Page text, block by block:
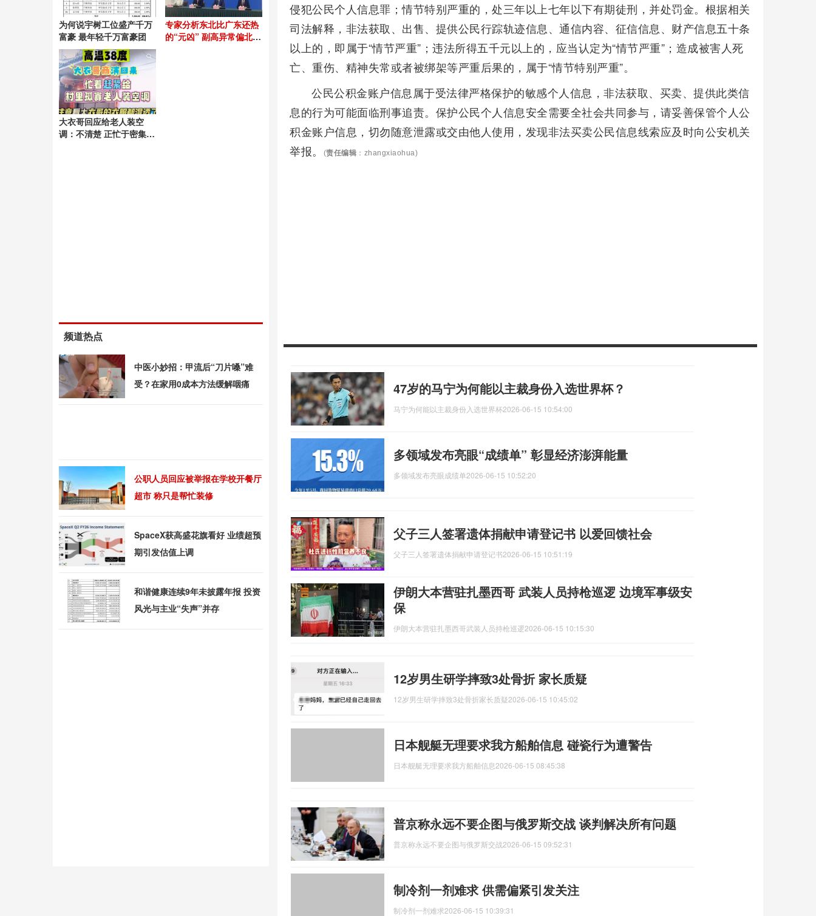
侵犯公民个人信息罪；情节特别严重的，处三年以上七年以下有期徒刑，并处罚金。根据相关
司法解释，非法获取、出售、提供公民行踪轨迹信息、通信内容、征信信息、财产信息五十条
以上的，即属于“情节严重”；违法所得五千元以上的，应当认定为“情节严重”；造成被害人死
亡、重伤、精神失常或者被绑架等严重后果的，属于“情节特别严重”。
公民公积金账户信息属于受法律严格保护的敏感个人信息，非法获取、买卖、提供此类信
息的行为可能面临刑事追责。保护公民个人信息安全需要全社会共同参与，请妥善保管个人公
积金账户信息，切勿随意泄露或交由他人使用，发现非法买卖公民信息线索应及时向公安机关
举报。
(责任编辑 ：zhangxiaohua)
47岁的马宁为何能以主裁身份入选世界杯？
马宁为何能以主裁身份入选世界杯2026-06-15 10:54:00
多领域发布亮眼“成绩单” 彰显经济澎湃能量
多领域发布亮眼成绩单2026-06-15 10:52:20
父子三人签署遗体捐献申请登记书 以爱回馈社会
父子三人签署遗体捐献申请登记书2026-06-15 10:51:19
伊朗大本营驻扎墨西哥 武装人员持枪巡逻 边境军事级安
保
伊朗大本营驻扎墨西哥武装人员持枪巡逻2026-06-15 10:15:30
12岁男生研学摔致3处骨折 家长质疑
12岁男生研学摔致3处骨折家长质疑2026-06-15 10:45:02
日本舰艇无理要求我方船舶信息 碰瓷行为遭警告
日本舰艇无理要求我方船舶信息2026-06-15 08:45:38
普京称永远不要企图与俄罗斯交战 谈判解决所有问题
普京称永远不要企图与俄罗斯交战2026-06-15 09:52:31
制冷剂一剂难求 供需偏紧引发关注
制冷剂一剂难求2026-06-15 10:39:31
为何说宇树工位盛产千万
富豪 最年轻千万富豪团
专家分析东北比广东还热
的“元凶” 副高异常偏北偏
大衣哥回应给老人装空
调：不清楚 正忙于密集演
频道热点
中医小妙招：甲流后“刀片嗓”难
受？在家用0成本方法缓解咽痛
公职人员回应被举报在学校开餐厅
超市 称只是帮忙装修
SpaceX获高盛花旗看好 业绩超预
期引发估值上调
和谐健康连续9年未披露年报 投资
风光与主业“失声”并存